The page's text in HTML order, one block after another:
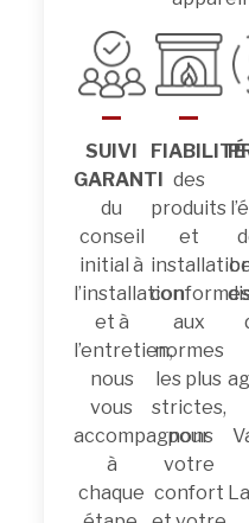
SUIVI
GARANTI
du
conseil
initial à
l’installation
et à
l’entretien,
nous
vous
accompagnons
à
chaque
FIABILITÉ
des
produits
et
conformes
aux
normes
les plus
strictes,
pour
votre
confort